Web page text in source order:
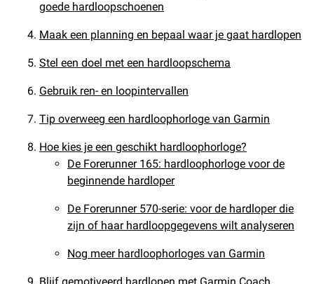
goede hardloopschoenen
Maak een planning en bepaal waar je gaat hardlopen
Stel een doel met een hardloopschema
Gebruik ren- en loopintervallen
Tip overweeg een hardloophorloge van Garmin
Hoe kies je een geschikt hardloophorloge?
De Forerunner 165: hardloophorloge voor de
beginnende hardloper
De Forerunner 570-serie: voor de hardloper die
zijn of haar hardloopgegevens wilt analyseren
Nog meer hardloophorloges van Garmin